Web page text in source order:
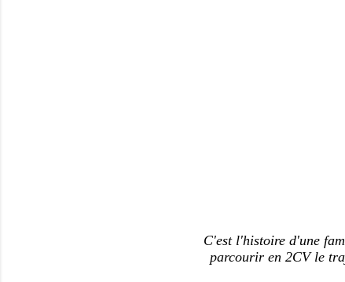
C'est l'histoire d'une
parcourir en 2CV le